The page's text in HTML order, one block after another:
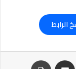
الرابط
تيلقرام مشاركة عبر البريد